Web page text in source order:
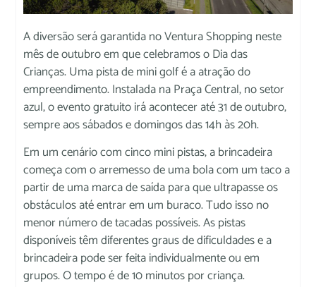
A diversão será garantida no Ventura Shopping neste
mês de outubro em que celebramos o Dia das
Crianças. Uma pista de mini golf é a atração do
empreendimento. Instalada na Praça Central, no setor
azul, o evento gratuito irá acontecer até 31 de outubro,
sempre aos sábados e domingos das 14h às 20h.
Em um cenário com cinco mini pistas, a brincadeira
começa com o arremesso de uma bola com um taco a
partir de uma marca de saída para que ultrapasse os
obstáculos até entrar em um buraco. Tudo isso no
menor número de tacadas possíveis. As pistas
disponíveis têm diferentes graus de dificuldades e a
brincadeira pode ser feita individualmente ou em
grupos. O tempo é de 10 minutos por criança.